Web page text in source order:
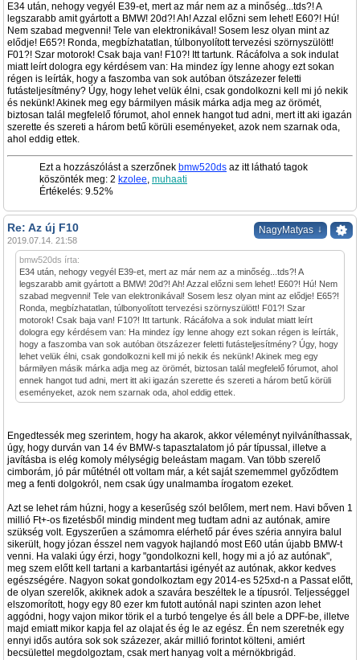
E34 után, nehogy vegyél E39-et, mert az már nem az a minőség...tds?! A
legszarabb amit gyártott a BMW! 20d?! Ah! Azzal előzni sem lehet! E60?! Hú!
Nem szabad megvenni! Tele van elektronikával! Sosem lesz olyan mint az
elődje! E65?! Ronda, megbízhatatlan, túlbonyolított tervezési szörnyszülött!
F01?! Szar motorok! Csak baja van! F10?! Itt tartunk. Rácáfolva a sok indulat
miatt leírt dologra egy kérdésem van: Ha mindez így lenne ahogy ezt sokan
régen is leírták, hogy a faszomba van sok autóban ötszázezer feletti
futásteljesítmény? Úgy, hogy lehet velük élni, csak gondolkozni kell mi jó nekik
és nekünk! Akinek meg egy bármilyen másik márka adja meg az örömét,
biztosan talál megfelelő fórumot, ahol ennek hangot tud adni, mert itt aki igazán
szerette és szereti a három betű körüli eseményeket, azok nem szarnak oda,
ahol eddig ettek.
Ezt a hozzászólást a szerzőnek bmw520ds az itt látható tagok
köszönték meg: 2 kzolee, muhaati
Értékelés: 9.52%
NagyMatyas ↓
Re: Az új F10
2019.07.14. 21:58
bmw520ds írta:
E34 után, nehogy vegyél E39-et, mert az már nem az a minőség...tds?! A
legszarabb amit gyártott a BMW! 20d?! Ah! Azzal előzni sem lehet! E60?! Hú! Nem
szabad megvenni! Tele van elektronikával! Sosem lesz olyan mint az elődje! E65?!
Ronda, megbízhatatlan, túlbonyolított tervezési szörnyszülött! F01?! Szar
motorok! Csak baja van! F10?! Itt tartunk. Rácáfolva a sok indulat miatt leírt
dologra egy kérdésem van: Ha mindez így lenne ahogy ezt sokan régen is leírták,
hogy a faszomba van sok autóban ötszázezer feletti futásteljesítmény? Úgy, hogy
lehet velük élni, csak gondolkozni kell mi jó nekik és nekünk! Akinek meg egy
bármilyen másik márka adja meg az örömét, biztosan talál megfelelő fórumot, ahol
ennek hangot tud adni, mert itt aki igazán szerette és szereti a három betű körüli
eseményeket, azok nem szarnak oda, ahol eddig ettek.
Engedtessék meg szerintem, hogy ha akarok, akkor véleményt nyilváníthassak,
úgy, hogy durván van 14 év BMW-s tapasztalatom jó pár típussal, illetve a
javításba is elég komoly mélységig beleástam magam. Van több szerelő
cimborám, jó pár műtétnél ott voltam már, a két saját szememmel győződtem
meg a fenti dolgokról, nem csak úgy unalmamba írogatom ezeket.
Azt se lehet rám húzni, hogy a keserűség szól belőlem, mert nem. Havi bőven 1
millió Ft+-os fizetésből mindig mindent meg tudtam adni az autónak, amire
szükség volt. Egyszerűen a számomra elérhető pár éves széria annyira balul
sikerült, hogy józan ésszel nem vagyok hajlandó most E60 után újabb BMW-t
venni. Ha valaki úgy érzi, hogy "gondolkozni kell, hogy mi a jó az autónak",
meg szem előtt kell tartani a karbantartási igényét az autónak, akkor kedves
egészségére. Nagyon sokat gondolkoztam egy 2014-es 525xd-n a Passat előtt,
de olyan szerelők, akiknek adok a szavára beszéltek le a típusról. Teljességgel
elszomorított, hogy egy 80 ezer km futott autónál napi szinten azon lehet
aggódni, hogy vajon mikor törik el a turbó tengelye és áll bele a DPF-be, illetve
majd emiatt mikor kapja fel az olajat és ég le az egész. Én nem szeretnék egy
ennyi idős autóra sok sok százezer, akár millió forintot költeni, amiért
becsülettel megdolgoztam, csak mert hanyag volt a mérnökbrigád.